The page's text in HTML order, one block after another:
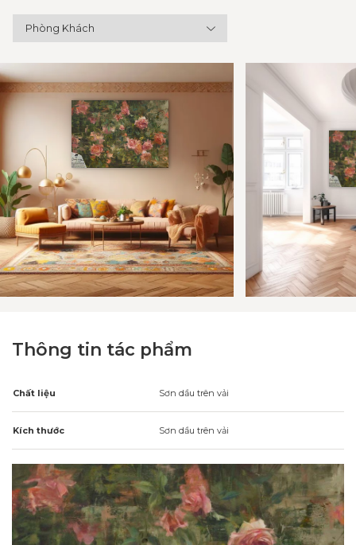
Thông tin tác phẩm
Chất liệu Sơn dầu trên vải
Kích thước Sơn dầu trên vải